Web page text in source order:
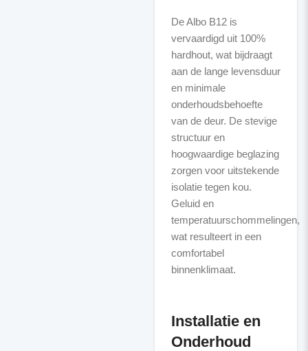
De Albo B12 is
vervaardigd uit 100%
hardhout, wat bijdraagt
aan de lange levensduur
en minimale
onderhoudsbehoefte
van de deur. De stevige
structuur en
hoogwaardige beglazing
zorgen voor uitstekende
isolatie tegen kou.
Geluid en
temperatuurschommelingen,
wat resulteert in een
comfortabel
binnenklimaat.
Installatie en
Onderhoud